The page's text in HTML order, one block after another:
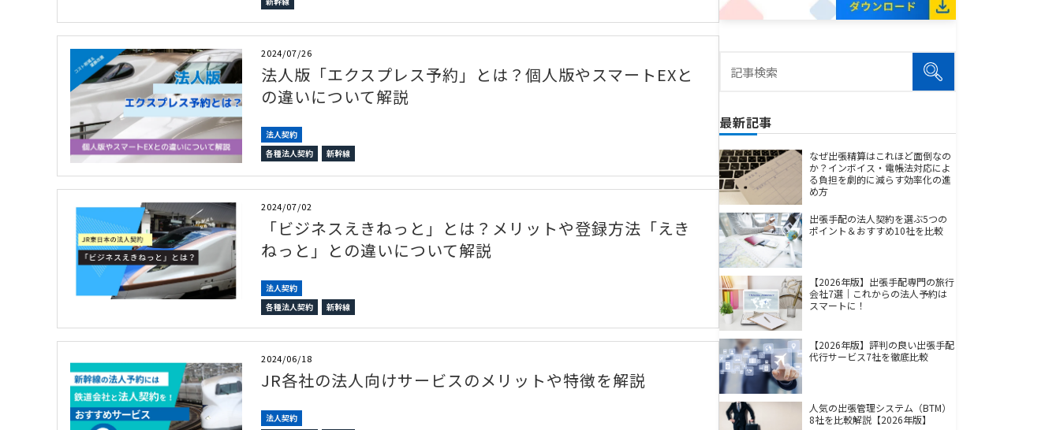
2024/07/26
法人版「エクスプレス予約」とは？個人版やスマートEXと
の違いについて解説
法人契約
各種法人契約
新幹線
2024/07/02
「ビジネスえきねっと」とは？メリットや登録方法「えき
ねっと」との違いについて解説
法人契約
各種法人契約
新幹線
2024/06/18
JR各社の法人向けサービスのメリットや特徴を解説
法人契約
最新記事
なぜ出張精算はこれほど面倒なの
か？インボイス・電帳法対応によ
る負担を劇的に減らす効率化の進
め方
出張手配の法人契約を選ぶ5つの
ポイント＆おすすめ10社を比較
【2026年版】出張手配専門の旅行
会社7選｜これからの法人予約は
スマートに！
【2026年版】評判の良い出張手配
代行サービス7社を徹底比較
人気の出張管理システム（BTM）
8社を比較解説【2026年版】